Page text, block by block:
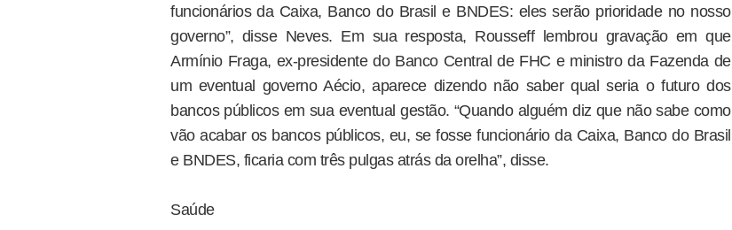
funcionários da Caixa, Banco do Brasil e BNDES: eles serão prioridade no nosso
governo”, disse Neves. Em sua resposta, Rousseff lembrou gravação em que
Armínio Fraga, ex-presidente do Banco Central de FHC e ministro da Fazenda de
um eventual governo Aécio, aparece dizendo não saber qual seria o futuro dos
bancos públicos em sua eventual gestão. “Quando alguém diz que não sabe como
vão acabar os bancos públicos, eu, se fosse funcionário da Caixa, Banco do Brasil
e BNDES, ficaria com três pulgas atrás da orelha”, disse.
Saúde